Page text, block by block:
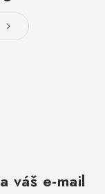
váš e-mail